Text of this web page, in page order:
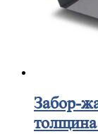
Забор-